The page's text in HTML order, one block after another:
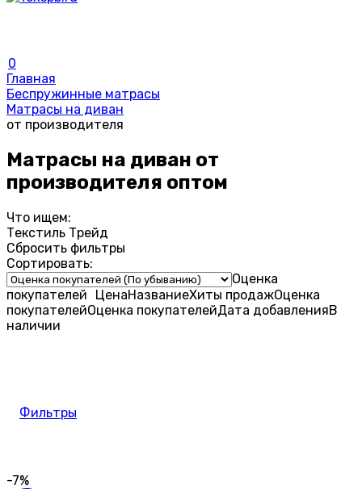
0
Главная
Беспружинные матрасы
Матрасы на диван
от производителя
Матрасы на диван от
производителя оптом
Что ищем:
Текстиль Трейд
Сбросить фильтры
Сортировать:
Оценка
покупателей
ЦенаНазваниеХиты продажОценка
покупателейОценка покупателейДата добавленияВ
наличии
Фильтры
-7%